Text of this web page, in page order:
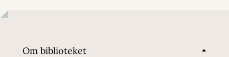
Om biblioteket